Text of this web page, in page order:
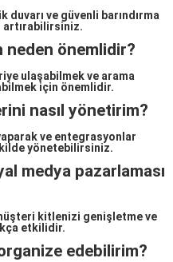
ve güvenli barındırma
artırabilirsiniz.
neden önemlidir?
ulaşabilmek ve arama
için önemlidir.
nasıl yönetirim?
ve entegrasyonlar
yönetebilirsiniz.
medya pazarlaması
kitlenizi genişletme ve
etkilidir.
edebilirim?